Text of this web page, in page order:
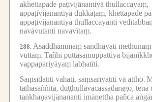
akhettapade paṭivijānantiyā thullaccayaṃ,
appaṭivijānantiyā dukkaṭaṃ, khettapade
appaṭivijānantiyā thullaccayanti
navāvutanti navavītaṃ.
288. Asaddhammaṃ sandhāyāti
vuttaṃ. Tañhi puttasamuppattiyā
vappapariyāyaṃ labhatīti.
Saṃsīdatīti vahati, saṃsarīyatīti vā attho.
tathāsaññitā, duṭṭhullavācassādarāgo, tena
taṅkhaṇavijānananti imānettha pañca